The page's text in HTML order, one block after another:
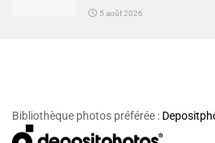
5 août 2026
Bibliothèque photos préférée :